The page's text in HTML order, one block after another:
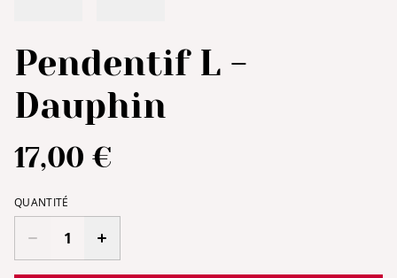
Pendentif L -
Dauphin
17,00 €
QUANTITÉ